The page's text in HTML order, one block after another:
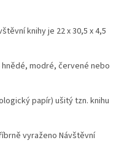
knihy je 22 x 30,5 x 4,5
modré, červené nebo
papír) ušitý tzn. knihu
vyraženo Návštěvní